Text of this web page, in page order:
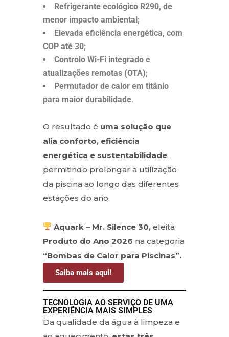
Refrigerante ecológico R290, de
menor impacto ambiental;
Elevada eficiência energética, com
COP até 30;
Controlo Wi-Fi integrado e
atualizações remotas (OTA);
Permutador de calor em titânio
para maior durabilidade.
O resultado é uma solução que
alia conforto, eficiência
energética e sustentabilidade,
permitindo prolongar a utilização
da piscina ao longo das diferentes
estações do ano.
Aquark – Mr. Silence 30,eleita
Produto do Ano 2026 na categoria
“Bombas de Calor para Piscinas”.
Saiba mais aqui!
TECNOLOGIA AO SERVIÇO DE UMA
EXPERIÊNCIA MAIS SIMPLES
Da qualidade da água à limpeza e